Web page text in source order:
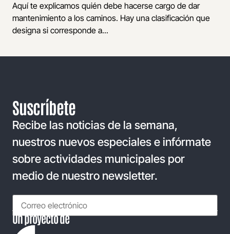
Aquí te explicamos quién debe hacerse cargo de dar
mantenimiento a los caminos. Hay una clasificación que
designa si corresponde a...
Suscríbete
Recibe las noticias de la semana,
nuestros nuevos especiales e infórmate
sobre actividades municipales por
medio de nuestro newsletter.
Un proyecto de